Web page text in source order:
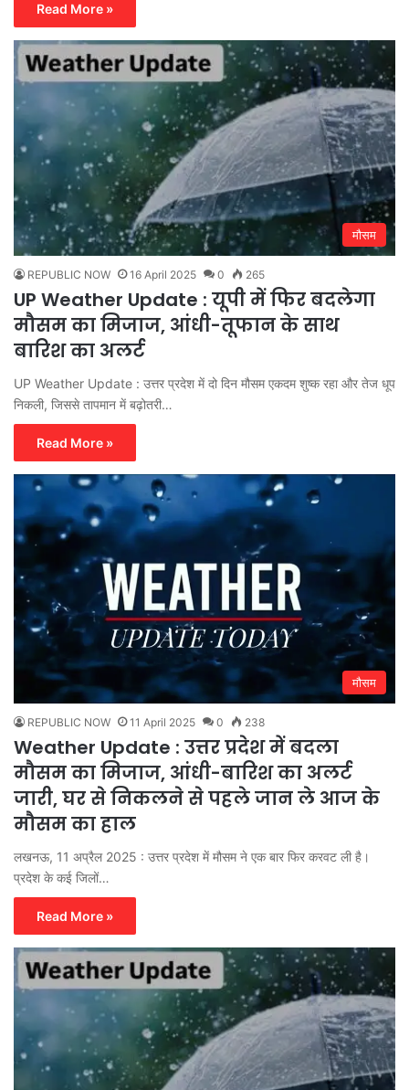
Read More »
मौसम
REPUBLIC NOW 16 April 2025 0 265
UP Weather Update : यूपी में फिर बदलेगा
मौसम का मिजाज, आंधी-तूफान के साथ
बारिश का अलर्ट
UP Weather Update : उत्तर प्रदेश में दो दिन मौसम एकदम शुष्क रहा और तेज धूप
निकली, जिससे तापमान में बढ़ोतरी…
Read More »
मौसम
REPUBLIC NOW 11 April 2025 0 238
Weather Update : उत्तर प्रदेश में बदला
मौसम का मिजाज, आंधी-बारिश का अलर्ट
जारी, घर से निकलने से पहले जान ले आज के
मौसम का हाल
लखनऊ, 11 अप्रैल 2025 : उत्तर प्रदेश में मौसम ने एक बार फिर करवट ली है।
प्रदेश के कई जिलों…
Read More »